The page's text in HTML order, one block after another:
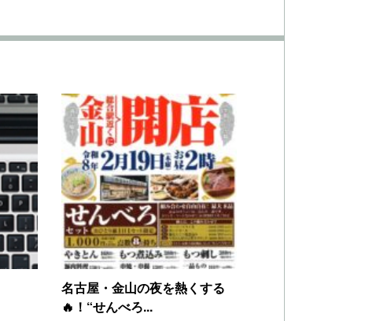
名古屋・金山の夜を熱くする
🔥！“せんべろ...